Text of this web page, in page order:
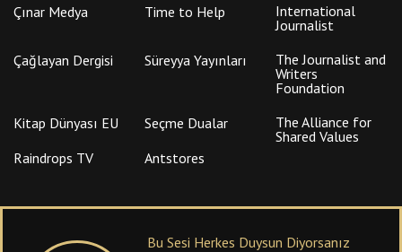
Çınar Medya Time to Help
International
Journalist
Çağlayan Dergisi
Süreyya Yayınları
The Journalist and
Writers
Foundation
Kitap Dünyası EU
Seçme Dualar
The Alliance for
Shared Values
Raindrops TV
Antstores
Bu Sesi Herkes Duysun Diyorsanız